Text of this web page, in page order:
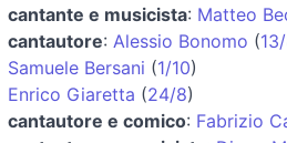
cantante e musicista: Matteo
cantautore: Alessio Bonomo (
Samuele Bersani (1/10)
Enrico Giaretta (24/8)
cantautore e comico: Fabrizio